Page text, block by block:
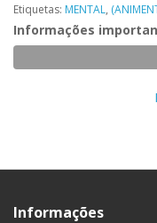
Etiquetas: MENTAL,
Informações
Informações